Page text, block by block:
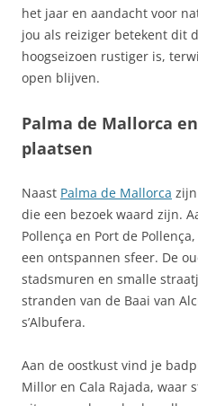
het jaar en aandacht voor
jou als reiziger betekent dit
hoogseizoen rustiger is,
open blijven.
Palma de Mallorca
plaatsen
Naast Palma de Mallorca
die een bezoek waard zijn.
Pollença en Port de
een ontspannen sfeer. De
stadsmuren en smalle
stranden van de Baai van
s’Albufera.
Aan de oostkust vind je
Millor en Cala Rajada, waar